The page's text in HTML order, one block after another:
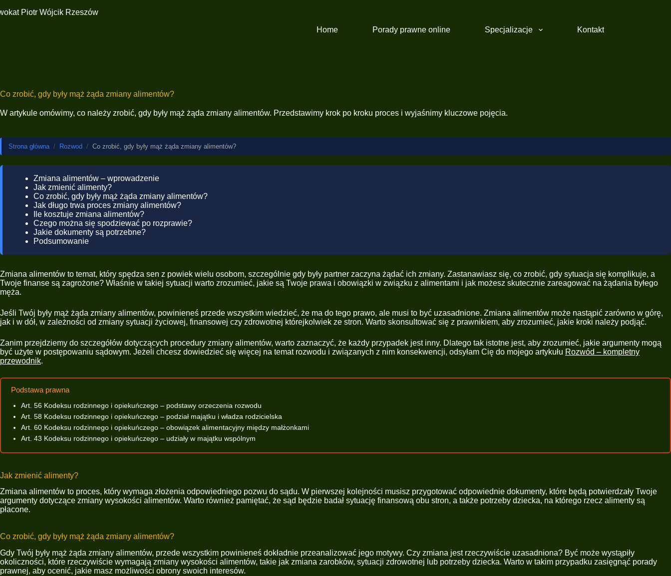
Home Porady prawne online Specjalizacje Kontakt
Co zrobić, gdy były mąż żąda zmiany alimentów?
W artykule omówimy, co należy zrobić, gdy były mąż żąda zmiany alimentów. Przedstawimy krok po kroku proces i wyjaśnimy kluczowe pojęcia.
Strona główna / Rozwod / Co zrobić, gdy były mąż żąda zmiany alimentów?
Zmiana alimentów – wprowadzenie
Jak zmienić alimenty?
Co zrobić, gdy były mąż żąda zmiany alimentów?
Jak długo trwa proces zmiany alimentów?
Ile kosztuje zmiana alimentów?
Czego można się spodziewać po rozprawie?
Jakie dokumenty są potrzebne?
Podsumowanie
Zmiana alimentów to temat, który spędza sen z powiek wielu osobom, szczególnie gdy były partner zaczyna żądać ich zmiany. Zastanawiasz się, co zrobić, gdy sytuacja się komplikuje, a
Twoje finanse są zagrożone? Właśnie w takiej sytuacji warto zrozumieć, jakie są Twoje prawa i obowiązki w związku z alimentami i jak możesz skutecznie zareagować na żądania byłego
męża.
Jeśli Twój były mąż żąda zmiany alimentów, powinieneś przede wszystkim wiedzieć, że ma do tego prawo, ale musi to być uzasadnione. Zmiana alimentów może nastąpić zarówno w górę,
jak i w dół, w zależności od zmiany sytuacji życiowej, finansowej czy zdrowotnej którejkolwiek ze stron. Warto skonsultować się z prawnikiem, aby zrozumieć, jakie kroki należy podjąć.
Zanim przejdziemy do szczegółów dotyczących procedury zmiany alimentów, warto zaznaczyć, że każdy przypadek jest inny. Dlatego tak istotne jest, aby zrozumieć, jakie argumenty mogą
być użyte w postępowaniu sądowym. Jeżeli chcesz dowiedzieć się więcej na temat rozwodu i związanych z nim konsekwencji, odsyłam Cię do mojego artykułu Rozwód – kompletny
przewodnik.
Podstawa prawna
Art. 56 Kodeksu rodzinnego i opiekuńczego – podstawy orzeczenia rozwodu
Art. 58 Kodeksu rodzinnego i opiekuńczego – podział majątku i władza rodzicielska
Art. 60 Kodeksu rodzinnego i opiekuńczego – obowiązek alimentacyjny między małżonkami
Art. 43 Kodeksu rodzinnego i opiekuńczego – udziały w majątku wspólnym
Jak zmienić alimenty?
Zmiana alimentów to proces, który wymaga złożenia odpowiedniego pozwu do sądu. W pierwszej kolejności musisz przygotować odpowiednie dokumenty, które będą potwierdzały Twoje
argumenty dotyczące zmiany wysokości alimentów. Warto również pamiętać, że sąd będzie badał sytuację finansową obu stron, a także potrzeby dziecka, na którego rzecz alimenty są
płacone.
Co zrobić, gdy były mąż żąda zmiany alimentów?
Gdy Twój były mąż żąda zmiany alimentów, przede wszystkim powinieneś dokładnie przeanalizować jego motywy. Czy zmiana jest rzeczywiście uzasadniona? Być może wystąpiły
okoliczności, które rzeczywiście wymagają zmiany wysokości alimentów, takie jak zmiana zarobków, sytuacji zdrowotnej lub potrzeby dziecka. Warto w takim przypadku zasięgnąć porady
prawnej, aby ocenić, jakie masz możliwości obrony swoich interesów.